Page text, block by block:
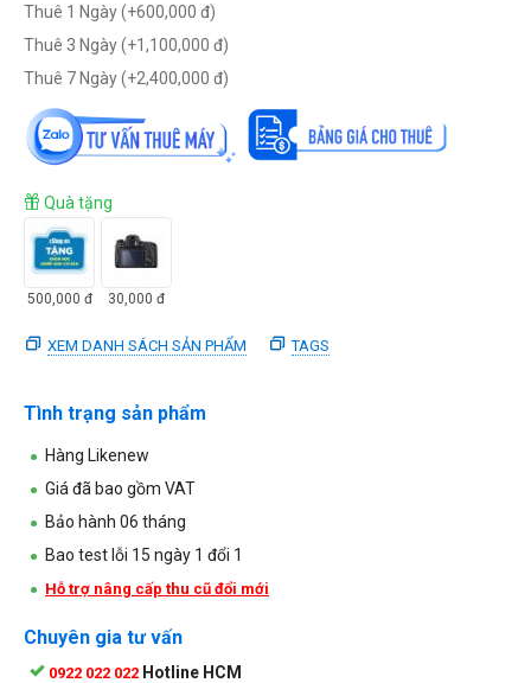
Thuê 1 Ngày (+600,000 đ)
Thuê 3 Ngày (+1,100,000 đ)
Thuê 7 Ngày (+2,400,000 đ)
Quà tặng
500,000 đ 30,000 đ
XEM DANH SÁCH SẢN PHẨM TAGS
Tình trạng sản phẩm
Hàng Likenew
Giá đã bao gồm VAT
Bảo hành 06 tháng
Bao test lỗi 15 ngày 1 đổi 1
Hỗ trợ nâng cấp thu cũ đổi mới
Chuyên gia tư vấn
0922 022 022 Hotline HCM